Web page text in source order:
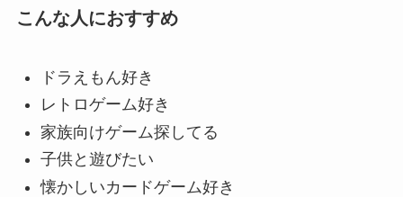
こんな人におすすめ
ドラえもん好き
レトロゲーム好き
家族向けゲーム探してる
子供と遊びたい
懐かしいカードゲーム好き